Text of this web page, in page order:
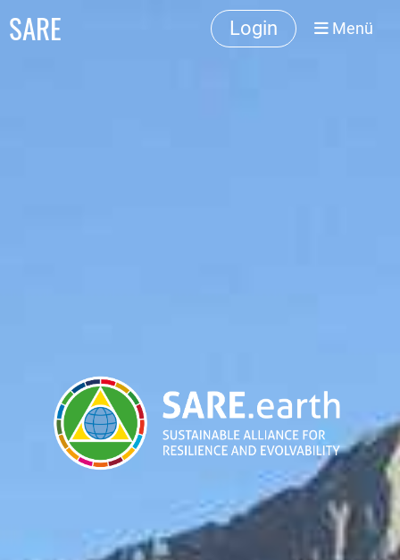
SARE Login Menü